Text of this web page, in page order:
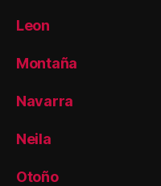
Leon
Montaña
Navarra
Neila
Otoño